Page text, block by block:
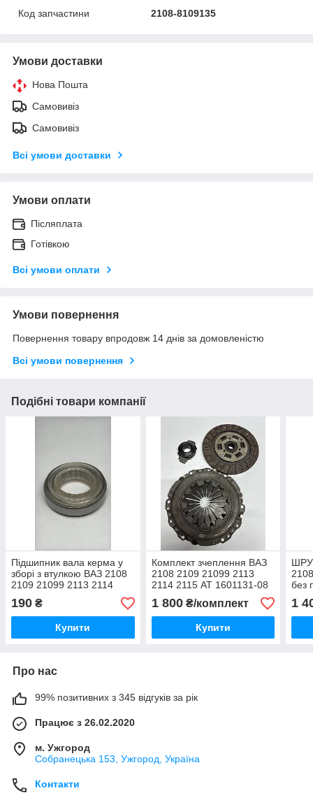
Код запчастини
2108-8109135
Умови доставки
Нова Пошта
Самовивіз
Самовивіз
Всі умови доставки
Умови оплати
Післяплата
Готівкою
Всі умови оплати
Умови повернення
Повернення товару впродовж 14 днів за домовленістю
Всі умови повернення
Подібні товари компанії
Підшипник вала керма у
зборі з втулкою ВАЗ 2108
2109 21099 2113 2114
2115 2110 2111 2112 2108-
3401120
190 ₴
Купити
Комплект зчеплення ВАЗ
2108 2109 21099 2113
2114 2115 AT 1601131-08
(диск, кошик, вижимний
підшипник)
1 800₴/комплект
Купити
без
1
Про нас
99% позитивних з 345 відгуків за рік
Працює з 26.02.2020
м. Ужгород
Собранецька 153, Ужгород, Україна
Контакти